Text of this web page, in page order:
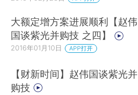
大额定增方案进展顺利【赵伟
国谈紫光并购技 之四】
2016年01月10日 APP打开
【财新时间】赵伟国谈紫光并
购技